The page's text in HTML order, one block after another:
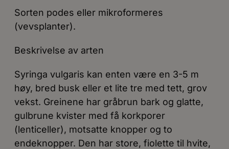
Sorten podes eller mikroformeres
(vevsplanter).
Beskrivelse av arten
Syringa vulgaris kan enten være en 3-5 m
høy, bred busk eller et lite tre med tett, grov
vekst. Greinene har gråbrun bark og glatte,
gulbrune kvister med få korkporer
(lenticeller), motsatte knopper og to
endeknopper. Den har store, fiolette til hvite,